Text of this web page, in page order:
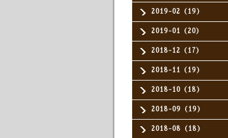
2019-02（19）
2019-01（20）
2018-12（17）
2018-11（19）
2018-10（18）
2018-09（19）
2018-08（18）